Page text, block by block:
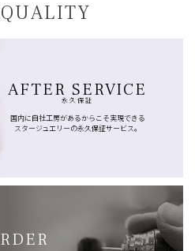
AFTER SERVICE
永久保証
国内に自社工房があるからこそ実現できる
スタージュエリーの永久保証サービス。